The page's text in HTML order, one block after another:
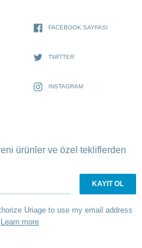
FACEBOOK SAYFASI
TWITTER
INSTAGRAM
ürünler ve özel tekliflerden
Uriage to use my email address
Learn more